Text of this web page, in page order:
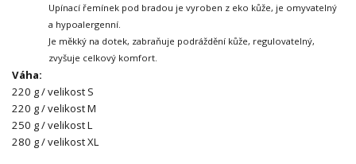
Upínací řemínek pod bradou je vyroben z eko kůže, je omyvatelný
a hypoalergenní.
Je měkký na dotek, zabraňuje podráždění kůže, regulovatelný,
zvyšuje celkový komfort.
Váha:
220 g / velikost S
220 g / velikost M
250 g / velikost L
280 g / velikost XL